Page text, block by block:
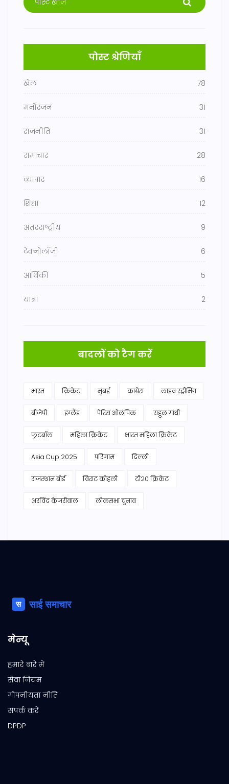
पोस्ट श्रेणियाँ
खेल 78
मनोरंजन 31
राजनीति 31
समाचार 28
व्यापार 16
शिक्षा 12
अंतरराष्ट्रीय 9
टेक्नोलॉजी 6
आर्थिकी 5
यात्रा 2
बादलों को टैग करें
भारत क्रिकेट मुंबई कांग्रेस लाइव स्ट्रीमिंग
बीजेपी इंग्लैंड पेरिस ओलंपिक राहुल गांधी
फुटबॉल महिला क्रिकेट भारत महिला क्रिकेट
Asia Cup 2025 परिणाम दिल्ली
राजस्थान बोर्ड विराट कोहली टी20 क्रिकेट
अरविंद केजरीवाल लोकसभा चुनाव
मेन्यू
हमारे बारे में
सेवा नियम
गोपनीयता नीति
संपर्क करें
DPDP